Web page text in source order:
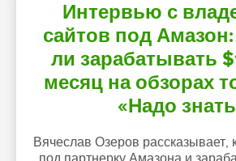
Интервью с
сайтов под
ли зарабатывать
месяц на обзорах
«Надо
Вячеслав Озеров рассказывает,